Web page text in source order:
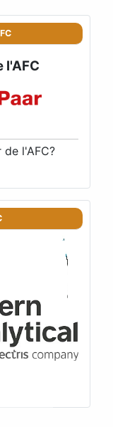
l'AFC
l'AFC?